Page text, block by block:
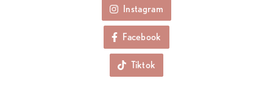
Instagram
Facebook
Tiktok